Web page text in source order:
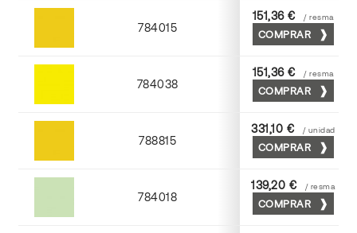
784015
Golden
151,36 € / resma
COMPRAR
784038
Yema
151,36 € / resma
COMPRAR
788815
Golden
331,10 € / unidad
COMPRAR
784018
Verde
139,20 € / resma
COMPRAR